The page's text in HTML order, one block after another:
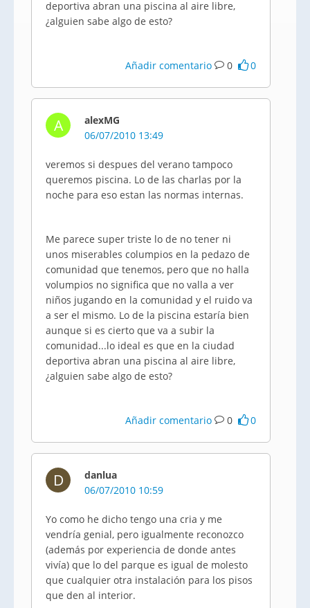
deportiva abran una piscina al aire libre,
¿alguien sabe algo de esto?
Añadir comentario 0 0
A
alexMG
06/07/2010 13:49
veremos si despues del verano tampoco
queremos piscina. Lo de las charlas por la
noche para eso estan las normas internas.
Me parece super triste lo de no tener ni
unos miserables columpios en la pedazo de
comunidad que tenemos, pero que no halla
volumpios no significa que no valla a ver
niños jugando en la comunidad y el ruido va
a ser el mismo. Lo de la piscina estaría bien
aunque si es cierto que va a subir la
comunidad...lo ideal es que en la ciudad
deportiva abran una piscina al aire libre,
¿alguien sabe algo de esto?
Añadir comentario 0 0
D
danlua
06/07/2010 10:59
Yo como he dicho tengo una cria y me
vendría genial, pero igualmente reconozco
(además por experiencia de donde antes
vivía) que lo del parque es igual de molesto
que cualquier otra instalación para los pisos
que den al interior.